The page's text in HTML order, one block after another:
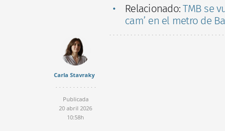
Relacionado:TMB se
cam’ en el metro de
Carla Stavraky
Publicada
20 abril 2026
10:58h